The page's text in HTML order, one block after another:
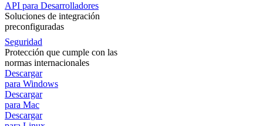
API para Desarrolladores
Soluciones de integración
preconfiguradas
Seguridad
Protección que cumple con las
normas internacionales
Descargar
para Windows
Descargar
para Mac
Descargar